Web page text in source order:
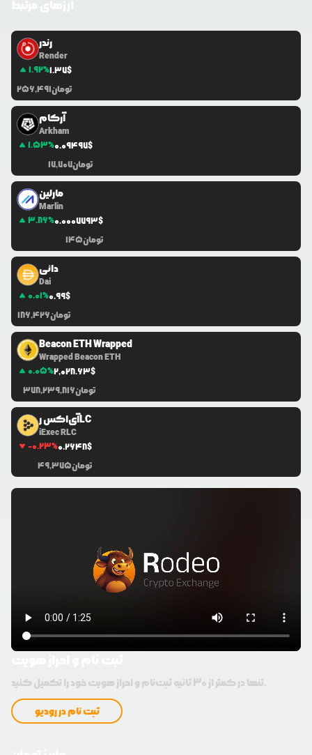
UniV3
0x814...6e4a
رندر
Render
1.92%1.37$
256,491تومان
آرکام
Arkham
1.53%0.09497$
17,707تومان
مارلین
Marlin
3.86%0.0007793$
145تومان
دائی
Dai
0.01%0.99$
186,426تومان
Beacon ETH Wrapped
Wrapped Beacon ETH
0.05%2,028.63$
378,239,816تومان
آی‌اکس رLC
iExec RLC
-0.23%0.2648$
49,375تومان
تنها در کمتر از 30 ثانیه ثبت‌نام و احراز هویت خود را تکمیل کنید.
ثبت نام در رودیو